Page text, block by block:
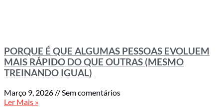
PORQUE É QUE ALGUMAS PESSOAS EVOLUEM
MAIS RÁPIDO DO QUE OUTRAS (MESMO
TREINANDO IGUAL)
Março 9, 2026
Sem comentários
Ler Mais »